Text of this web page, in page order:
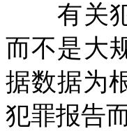
有关犯
而不是大
据数据为
犯罪报告